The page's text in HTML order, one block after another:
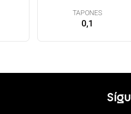
TAPONES
0,1